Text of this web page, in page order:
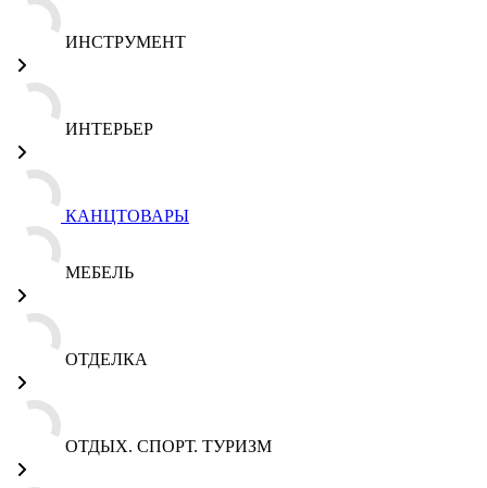
ИНСТРУМЕНТ
ИНТЕРЬЕР
КАНЦТОВАРЫ
МЕБЕЛЬ
ОТДЕЛКА
ОТДЫХ. СПОРТ. ТУРИЗМ